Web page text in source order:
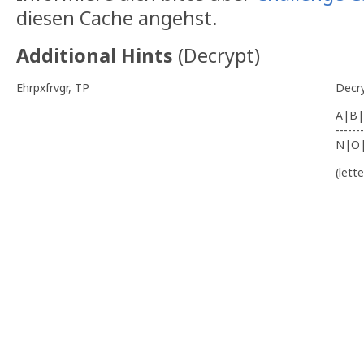
diesen Cache angehst.
Additional Hints (Decrypt)
Ehrpxfrvgr, TP